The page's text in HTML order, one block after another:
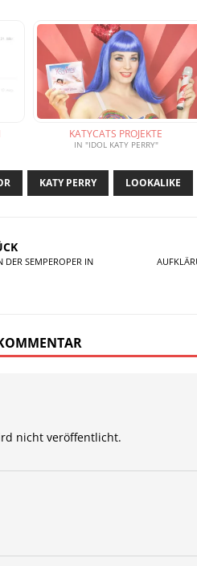
KATYCATS PROJEKTE
IN "IDOL KATY PERRY"
KATY PERRY LOOKALIKE
DER SEMPEROPER IN
nicht veröffentlicht.